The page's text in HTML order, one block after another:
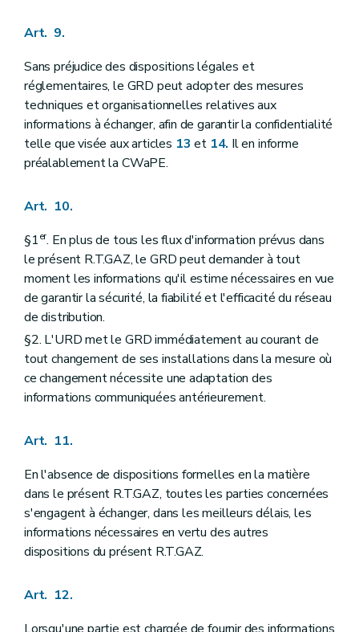
Art. 9.
Sans préjudice des dispositions légales et
réglementaires, le GRD peut adopter des mesures
techniques et organisationnelles relatives aux
informations à échanger, afin de garantir la confidentialité
telle que visée aux articles 13 et 14. Il en informe
préalablement la CWaPE.
Art. 10.
§1er. En plus de tous les flux d'information prévus dans
le présent R.T.GAZ, le GRD peut demander à tout
moment les informations qu'il estime nécessaires en vue
de garantir la sécurité, la fiabilité et l'efficacité du réseau
de distribution.
§2. L'URD met le GRD immédiatement au courant de
tout changement de ses installations dans la mesure où
ce changement nécessite une adaptation des
informations communiquées antérieurement.
Art. 11.
En l'absence de dispositions formelles en la matière
dans le présent R.T.GAZ, toutes les parties concernées
s'engagent à échanger, dans les meilleurs délais, les
informations nécessaires en vertu des autres
dispositions du présent R.T.GAZ.
Art. 12.